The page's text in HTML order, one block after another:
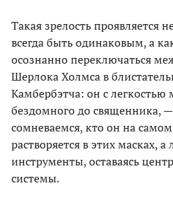
Такая зрелость проявляется
всегда быть одинаковым, а
осознанно переключаться
Шерлока Холмса в
Камбербэтча: он с
бездомного до священника,
сомневаемся, кто он на
растворяется в этих масках,
инструменты, оставаясь
системы.